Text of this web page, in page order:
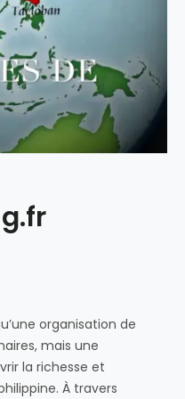
organisation de
mais une
la richesse et
À travers